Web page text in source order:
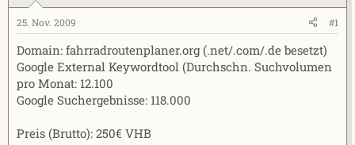
l
e
r
l
a
m
25. Nov. 2009 #1
Domain: fahrradroutenplaner.org (.net/.com/.de besetzt)
Google External Keywordtool (Durchschn. Suchvolumen
pro Monat: 12.100
Google Suchergebnisse: 118.000
Preis (Brutto): 250€ VHB